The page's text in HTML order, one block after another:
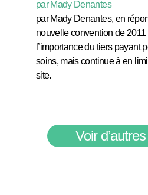
par Mady Denantes
par Mady Denantes, en
nouvelle convention de
l’importance du tiers payant
soins, mais continue à en
site.
Voir